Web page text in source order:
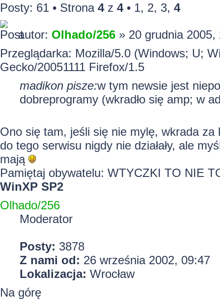
Posty: 61 • Strona 4z 4• 1, 2, 3, 4
autor: Olhado/256 » 20 grudnia 2005,
Przeglądarka: Mozilla/5.0 (Windows; U;
Gecko/20051111 Firefox/1.5
madikon pisze:w tym newsie jest
dobreprogramy (wkradło się amp; w
Ono się tam, jeśli się nie mylę, wkrada
do tego serwisu nigdy nie działały, ale
mają
Pamiętaj obywatelu: WTYCZKI TO NIE
WinXP SP2
Olhado/256
Moderator
Posty: 3878
Z nami od: 26 września 2002, 09:47
Lokalizacja: Wrocław
Na górę